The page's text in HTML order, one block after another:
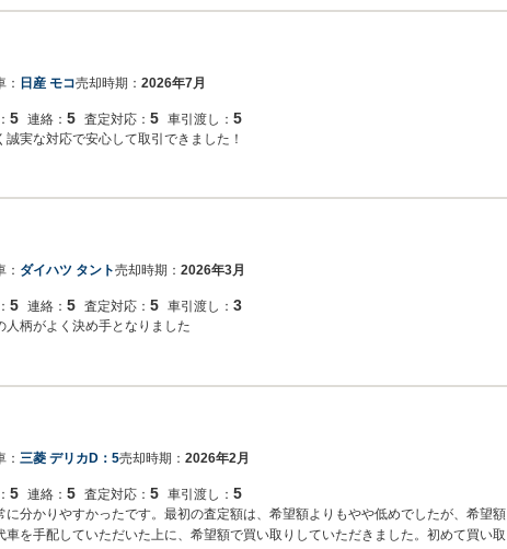
日産 モコ売却時期： 2026年7月
5 連絡： 5 査定対応： 5 車引渡し： 5
実な対応で安心して取引できました！
ダイハツ タント売却時期： 2026年3月
5 連絡： 5 査定対応： 5 車引渡し： 3
柄がよく決め手となりました
三菱 デリカD：5売却時期： 2026年2月
5 連絡： 5 査定対応： 5 車引渡し： 5
分かりやすかったです。最初の査定額は、希望額よりもやや低めでしたが、希望額
を手配していただいた上に、希望額で買い取りしていただきました。初めて買い取